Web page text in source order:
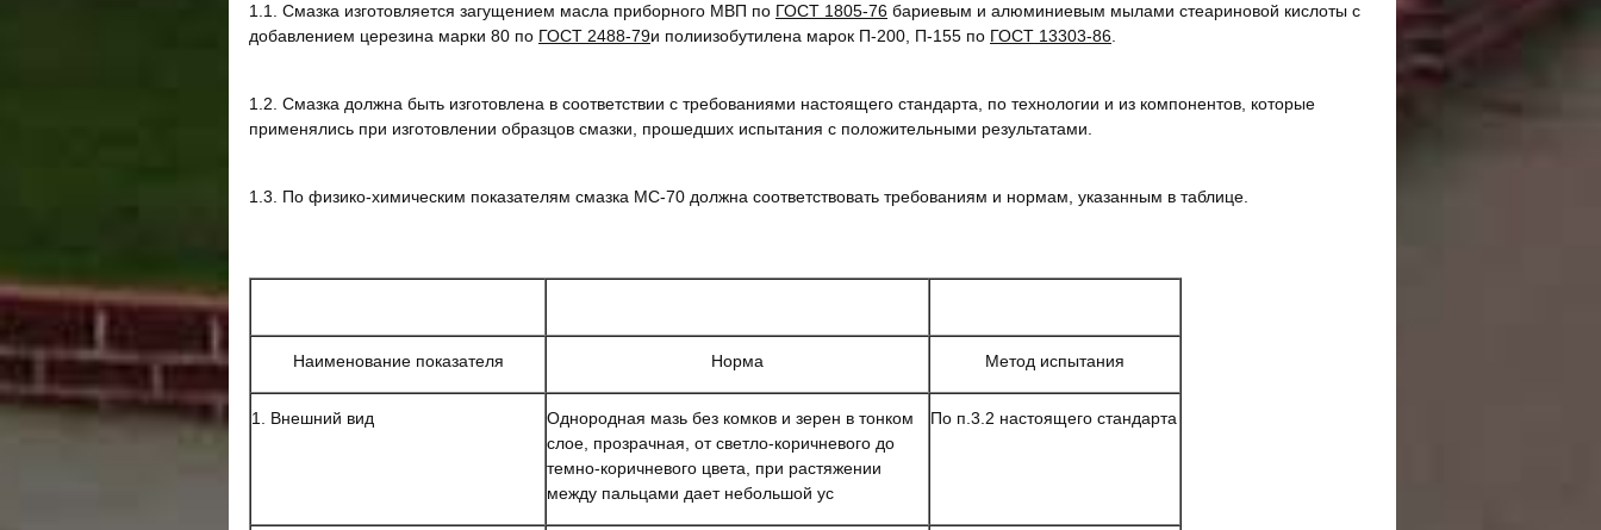
1.1. Смазка изготовляется загущением масла приборного МВП по ГОСТ 1805-76 бариевым и алюминиевым мылами стеариновой кислоты с
добавлением церезина марки 80 по ГОСТ 2488-79и полиизобутилена марок П-200, П-155 по ГОСТ 13303-86
1.2. Смазка должна быть изготовлена в соответствии с требованиями настоящего стандарта, по технологии и из компонентов, которые
применялись при изготовлении образцов смазки, прошедших испытания с положительными результатами.
1.3. По физико-химическим показателям смазка МС-70 должна соответствовать требованиям и нормам, указанным в таблице.
Наименование показателя Норма Метод испытания
1. Внешний вид
Однородная мазь без комков и зерен в тонком
слое, прозрачная, от светло-коричневого до
темно-коричневого цвета, при растяжении
между пальцами дает небольшой ус
По п.3.2 настоящего стандарта